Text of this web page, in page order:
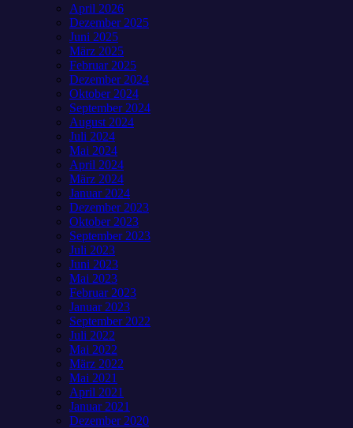
April 2026
Dezember 2025
Juni 2025
März 2025
Februar 2025
Dezember 2024
Oktober 2024
September 2024
August 2024
Juli 2024
Mai 2024
April 2024
März 2024
Januar 2024
Dezember 2023
Oktober 2023
September 2023
Juli 2023
Juni 2023
Mai 2023
Februar 2023
Januar 2023
September 2022
Juli 2022
Mai 2022
März 2022
Mai 2021
April 2021
Januar 2021
Dezember 2020